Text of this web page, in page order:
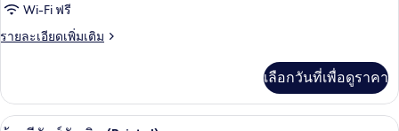
จู
เนียร์
(Helvetia)
Wi-Fi ฟรี
รายละเอียดเพิ่มเติม
ราย
เกี่ยว
กับ
เลือกวันที่เพื่อดูราคา
เปิด
ห้องดีลักซ์ดับเบิล (Bristol) | 1 ห้องนอ